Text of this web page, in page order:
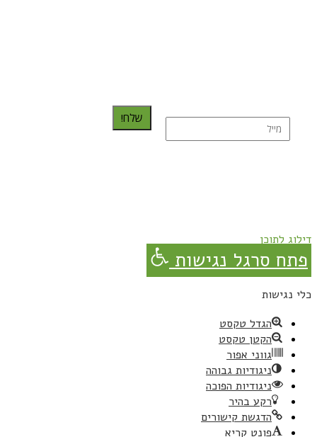
שלח!
דילוג לתוכן
פתח סרגל נגישות
כלי נגישות
הגדל טקסט
הקטן טקסט
גווני אפור
ניגודיות גבוהה
ניגודיות הפוכה
רקע בהיר
הדגשת קישורים
פונט קריא